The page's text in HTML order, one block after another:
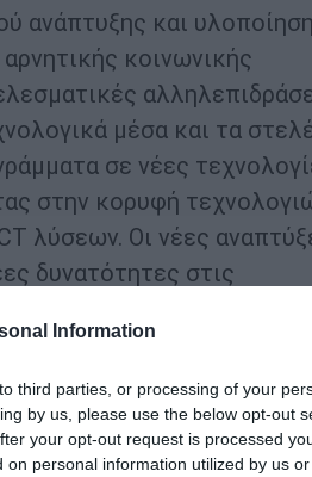
Information
third parties, or processing of your
by us, please use the below opt-out
your opt-out request is processed
personal information utilized by us
ανάπτυξης και
κοινωνικής
μέσα και τα
σε νέες
στην κορυφή
λύσεων. Οι νέες
δυνατότητες στις
τη βάση των
αυτή τη χρονιά;